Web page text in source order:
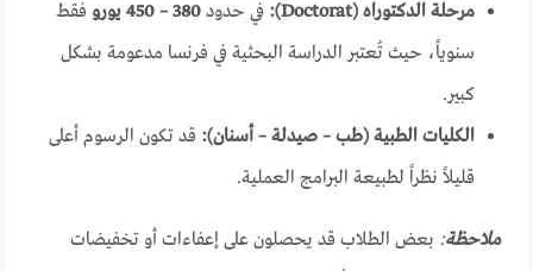
مرحلة الدكتوراه (Doctorat):
في حدود380 – 450 يورو
فقط
سنوياً، حيث تُعتبر الدراسة البحثية في فرنسا مدعومة بشكل
كبير.
الكليات الطبية (طب – صيدلة – أسنان): قد تكون الرسوم أعلى
قليلاً نظراً لطبيعة البرامج العملية.
ملاحظة: بعض الطلاب قد يحصلون على إعفاءات أو تخفيضات